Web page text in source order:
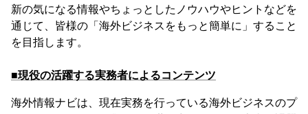
新の気になる情報やちょっとしたノウハウやヒントなどを
通じて、皆様の「海外ビジネスをもっと簡単に」すること
を目指します。
■現役の活躍する実務者によるコンテンツ
海外情報ナビは、現在実務を行っている海外ビジネスのプ